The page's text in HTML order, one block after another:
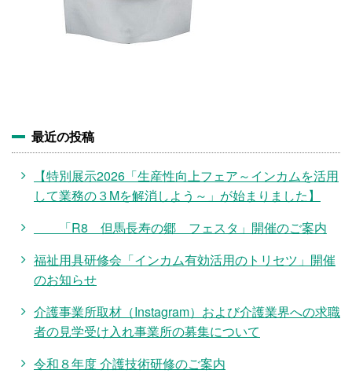
最近の投稿
【特別展示2026「生産性向上フェア～インカムを活用
して業務の３Mを解消しよう～」が始まりました】
「R8 但馬長寿の郷 フェスタ」開催のご案内
福祉用具研修会「インカム有効活用のトリセツ」開催
のお知らせ
介護事業所取材（Instagram）および介護業界への求職
者の見学受け入れ事業所の募集について
令和８年度 介護技術研修のご案内